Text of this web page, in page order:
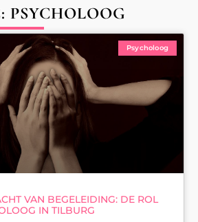
PSYCHOLOOG
Psycholoog
VAN BEGELEIDING: DE ROL
IN TILBURG